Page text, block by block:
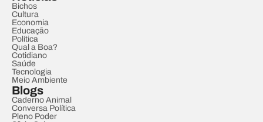
Bichos
Cultura
Economia
Educação
Política
Qual a Boa?
Cotidiano
Saúde
Tecnologia
Meio Ambiente
Blogs
Caderno Animal
Conversa Política
Pleno Poder